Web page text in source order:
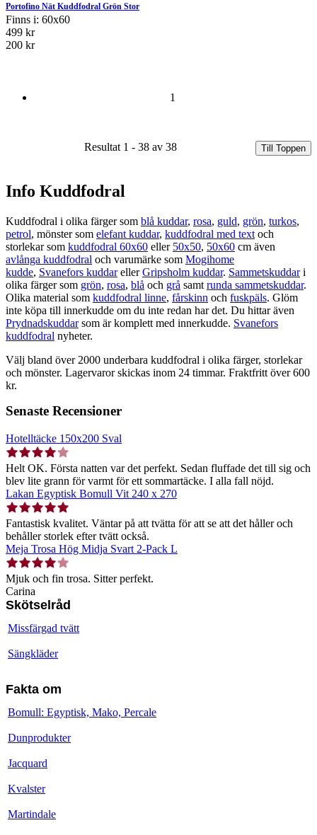
Portofino Nät Kuddfodral Grön Stor
Finns i: 60x60
499 kr
200 kr
1
Resultat 1 - 38 av 38 Till Toppen
Info Kuddfodral
Kuddfodral i olika färger som blå kuddar, rosa, guld, grön, turkos,
petrol, mönster som elefant kuddar, kuddfodral med text och
storlekar som kuddfodral 60x60 eller 50x50, 50x60 cm även
avlånga kuddfodral och varumärke som Mogihome
kudde, Svanefors kuddarellerGripsholm kuddar. Sammetskuddari
olika färger som grön, rosa, blå och grå samt runda sammetskuddar.
Olika material som kuddfodral linne, fårskinn och fuskpäls. Glöm
inte köpa till innerkudde om du inte redan har det. Du hittar även
Prydnadskuddarsom är komplett med innerkudde. Svanefors
kuddfodral nyheter.
Välj bland över 2000 underbara kuddfodral i olika färger, storlekar
och mönster. Lagervaror skickas inom 24 timmar. Fraktfritt över 600
kr.
Senaste Recensioner
Hotelltäcke 150x200 Sval
Helt OK. Första natten var det perfekt. Sedan fluffade det till sig och
blev lite grann för varmt för ett sommartäcke. I alla fall nöjd.
Lakan Egyptisk Bomull Vit 240 x 270
Fantastisk kvalitet. Väntar på att tvätta för att se att det håller och
behåller storlek efter tvätt också.
Meja Trosa Hög Midja Svart 2-Pack L
Mjuk och fin trosa. Sitter perfekt.
Carina
Skötselråd
Missfärgad tvätt
Sängkläder
Fakta om
Bomull: Egyptisk, Mako, Percale
Dunprodukter
Jacquard
Kvalster
Martindale